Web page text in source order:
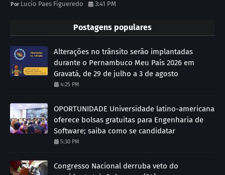
Lucio Paes Figueredo 3:41 PM
Postagens populares
Alterações no trânsito serão implantadas
durante o Pernambuco Meu País 2026 em
Gravatá, de 29 de julho a 3 de agosto
4:25 PM
OPORTUNIDADE Universidade latino-americana
oferece bolsas gratuitas para Engenharia de
Software; saiba como se candidatar
5:30 PM
Congresso Nacional derruba veto do